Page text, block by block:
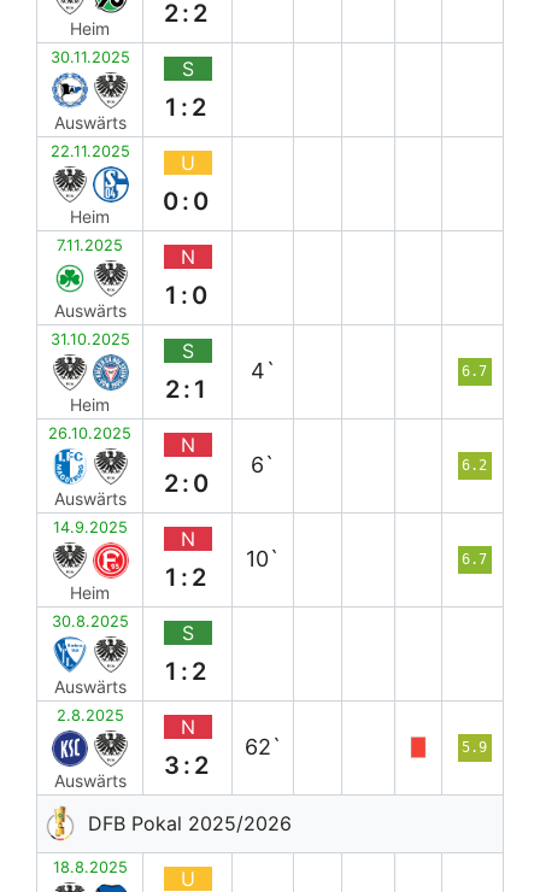
Heim
2:2
30.11.2025
Auswärts
S
1:2
22.11.2025
Heim
U
0:0
7.11.2025
Auswärts
N
1:0
31.10.2025
Heim
S
2:1
4` 6.7
26.10.2025
Auswärts
N
2:0
6` 6.2
14.9.2025
Heim
N
1:2
10` 6.7
30.8.2025
Auswärts
S
1:2
2.8.2025
Auswärts
N
3:2
62` 5.9
DFB Pokal 2025/2026
18.8.2025 U